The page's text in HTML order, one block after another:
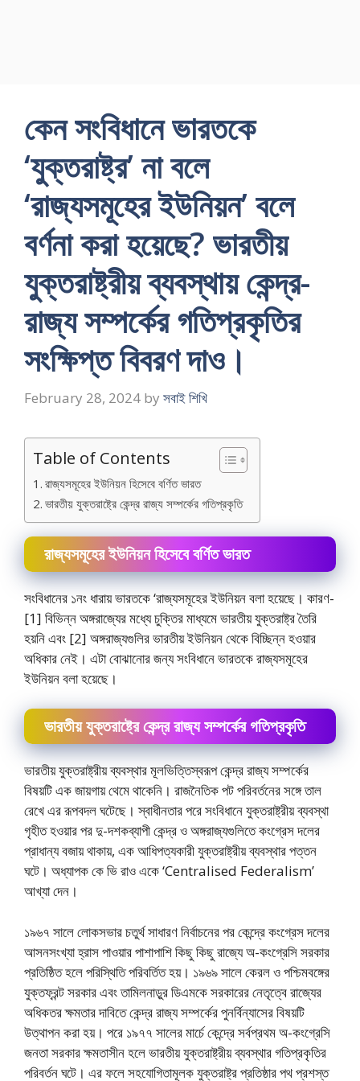
কেন সংবিধানে ভারতকে
‘যুক্তরাষ্ট্র’ না বলে
‘রাজ্যসমূহের ইউনিয়ন’ বলে
বর্ণনা করা হয়েছে? ভারতীয়
যুক্তরাষ্ট্রীয় ব্যবস্থায় কেন্দ্র-
রাজ্য সম্পর্কের গতিপ্রকৃতির
সংক্ষিপ্ত বিবরণ দাও।
February 28, 2024 by সবাই শিখি
Table of Contents
রাজ্যসমূহের ইউনিয়ন হিসেবে বর্ণিত ভারত
ভারতীয় যুক্তরাষ্ট্রে কেন্দ্র রাজ্য সম্পর্কের গতিপ্রকৃতি
রাজ্যসমূহের ইউনিয়ন হিসেবে বর্ণিত ভারত
সংবিধানের ১নং ধারায় ভারতকে ‘রাজ্যসমূহের ইউনিয়ন বলা হয়েছে। কারণ-
[1] বিভিন্ন অঙ্গরাজ্যের মধ্যে চুক্তির মাধ্যমে ভারতীয় যুক্তরাষ্ট্র তৈরি
হয়নি এবং [2] অঙ্গরাজ্যগুলির ভারতীয় ইউনিয়ন থেকে বিচ্ছিন্ন হওয়ার
অধিকার নেই। এটা বােঝানাের জন্য সংবিধানে ভারতকে রাজ্যসমূহের
ইউনিয়ন বলা হয়েছে।
ভারতীয় যুক্তরাষ্ট্রে কেন্দ্র রাজ্য সম্পর্কের গতিপ্রকৃতি
ভারতীয় যুক্তরাষ্ট্রীয় ব্যবস্থার মূলভিত্তিস্বরূপ কেন্দ্র রাজ্য সম্পর্কের
বিষয়টি এক জায়গায় থেমে থাকেনি। রাজনৈতিক পট পরিবর্তনের সঙ্গে তাল
রেখে এর রূপবদল ঘটেছে। স্বাধীনতার পরে সংবিধানে যুক্তরাষ্ট্রীয় ব্যবস্থা
গৃহীত হওয়ার পর দু-দশকব্যাপী কেন্দ্র ও অঙ্গরাজ্যগুলিতে কংগ্রেস দলের
প্রাধান্য বজায় থাকায়, এক আধিপত্যকারী যুক্তরাষ্ট্রীয় ব্যবস্থার পত্তন
ঘটে। অধ্যাপক কে ভি রাও একে ‘Centralised Federalism’
আখ্যা দেন।
১৯৬৭ সালে লােকসভার চতুর্থ সাধারণ নির্বাচনের পর কেন্দ্রে কংগ্রেস দলের
আসনসংখ্যা হ্রাস পাওয়ার পাশাপাশি কিছু কিছু রাজ্যে অ-কংগ্রেসি সরকার
প্রতিষ্ঠিত হলে পরিস্থিতি পরিবর্তিত হয়। ১৯৬৯ সালে কেরল ও পশ্চিমবঙ্গের
যুক্তফ্রন্ট সরকার এবং তামিলনাড়ুর ডিএমকে সরকারের নেতৃত্বে রাজ্যের
অধিকতর ক্ষমতার দাবিতে কেন্দ্র রাজ্য সম্পর্কের পুনর্বিন্যাসের বিষয়টি
উত্থাপন করা হয়। পরে ১৯৭৭ সালের মার্চে কেন্দ্রে সর্বপ্রথম অ-কংগ্রেসি
জনতা সরকার ক্ষমতাসীন হলে ভারতীয় যুক্তরাষ্ট্রীয় ব্যবস্থার গতিপ্রকৃতির
পরিবর্তন ঘটে। এর ফলে সহযােগিতামূলক যুক্তরাষ্ট্র প্রতিষ্ঠার পথ প্রশস্ত